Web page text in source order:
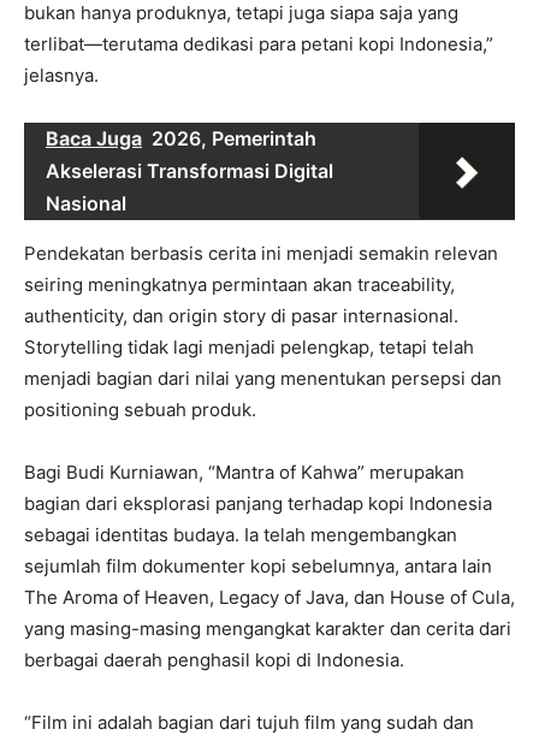
bukan hanya produknya, tetapi juga siapa saja yang
terlibat—terutama dedikasi para petani kopi Indonesia,”
jelasnya.
Baca Juga 2026, Pemerintah
Akselerasi Transformasi Digital
Nasional
Pendekatan berbasis cerita ini menjadi semakin relevan
seiring meningkatnya permintaan akan traceability,
authenticity, dan origin story di pasar internasional.
Storytelling tidak lagi menjadi pelengkap, tetapi telah
menjadi bagian dari nilai yang menentukan persepsi dan
positioning sebuah produk.
Bagi Budi Kurniawan, “Mantra of Kahwa” merupakan
bagian dari eksplorasi panjang terhadap kopi Indonesia
sebagai identitas budaya. Ia telah mengembangkan
sejumlah film dokumenter kopi sebelumnya, antara lain
The Aroma of Heaven, Legacy of Java, dan House of Cula,
yang masing-masing mengangkat karakter dan cerita dari
berbagai daerah penghasil kopi di Indonesia.
“Film ini adalah bagian dari tujuh film yang sudah dan